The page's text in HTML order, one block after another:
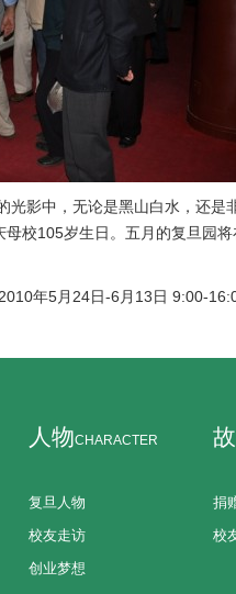
影中，无论是黑山白水，还是
校105岁生日。五月的复旦园将
年5月24日-6月13日 9:00-
人物CHARACTER
复旦人物
校友走访
创业梦想
捐
校